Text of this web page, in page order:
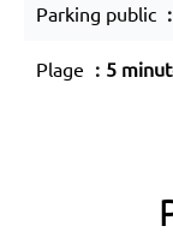
Parking public
Plage 5